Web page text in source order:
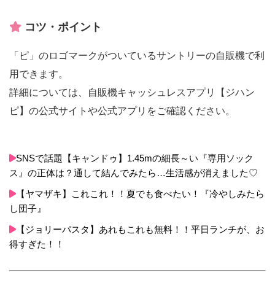
コツ・ポイント
「ピ」のロゴマークがついているサントリーの自販機で利
用できます。
詳細については、自販機キャッシュレスアプリ【ジハン
ピ】の公式サイトや公式アプリをご確認ください。
SNSで話題【キャンドゥ】1.45mの細長～い『専用ソック
ス』の正体は？通して結んでみたら…生活感が消えました♡
【ヤマザキ】これこれ！！夏でも食べたい！『冷やしみたら
し団子』
【ジョリーパスタ】あれもこれも無料！！平日ランチが、お
得すぎた！！